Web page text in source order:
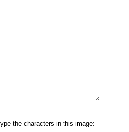
the characters in this image: